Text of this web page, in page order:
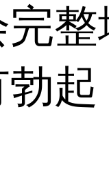
勃